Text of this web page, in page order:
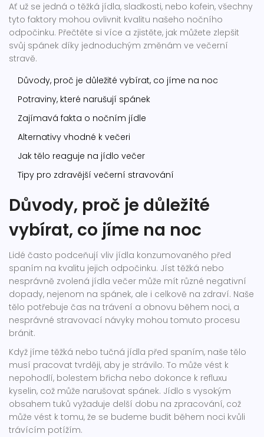
Ať už se jedná o těžká jídla, sladkosti, nebo kofein, všechny
tyto faktory mohou ovlivnit kvalitu našeho nočního
odpočinku. Přečtěte si více a zjistěte, jak můžete zlepšit
svůj spánek díky jednoduchým změnám ve večerní
stravě.
Důvody, proč je důležité vybírat, co jíme na noc
Potraviny, které narušují spánek
Zajímavá fakta o nočním jídle
Alternativy vhodné k večeri
Jak tělo reaguje na jídlo večer
Tipy pro zdravější večerní stravování
Důvody, proč je důležité
vybírat, co jíme na noc
Lidé často podceňují vliv jídla konzumovaného před
spaním na kvalitu jejich odpočinku. Jíst těžká nebo
nesprávně zvolená jídla večer může mít různé negativní
dopady, nejenom na spánek, ale i celkově na zdraví. Naše
tělo potřebuje čas na trávení a obnovu během noci, a
nesprávné stravovací návyky mohou tomuto procesu
bránit.
Když jíme těžká nebo tučná jídla před spaním, naše tělo
musí pracovat tvrději, aby je strávilo. To může vést k
nepohodlí, bolestem břicha nebo dokonce k refluxu
kyselin, což může narušovat spánek. Jídlo s vysokým
obsahem tuků vyžaduje delší dobu na zpracování, což
může vést k tomu, že se budeme budit během noci kvůli
trávícím potížím.